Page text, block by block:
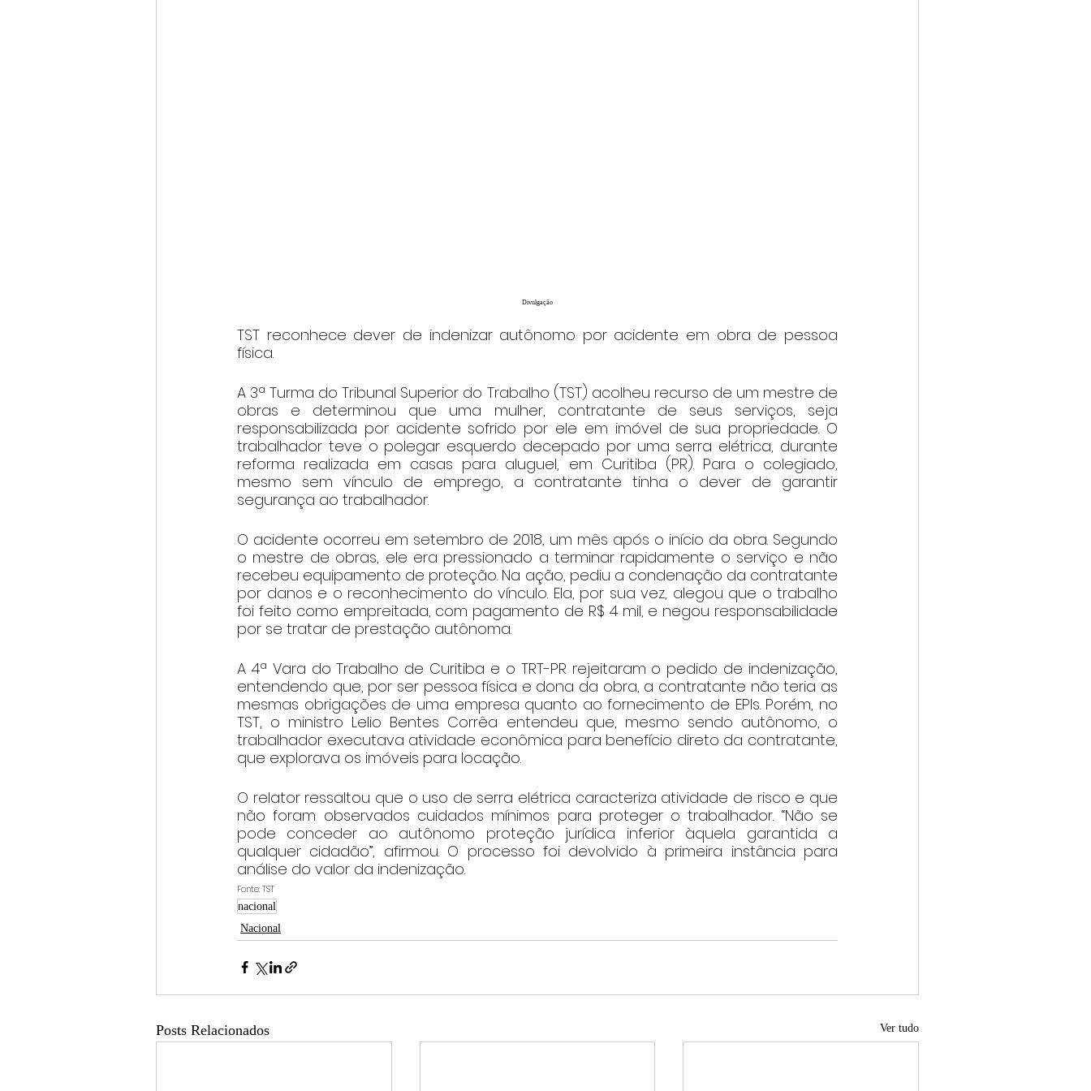
Divulgação
TST reconhece dever de indenizar autônomo por acidente em obra de pessoa
física.
A 3ª Turma do Tribunal Superior do Trabalho (TST) acolheu recurso de um mestre de
obras e determinou que uma mulher, contratante de seus serviços, seja
responsabilizada por acidente sofrido por ele em imóvel de sua propriedade. O
trabalhador teve o polegar esquerdo decepado por uma serra elétrica, durante
reforma realizada em casas para aluguel, em Curitiba (PR). Para o colegiado,
mesmo sem vínculo de emprego, a contratante tinha o dever de garantir
segurança ao trabalhador.
O acidente ocorreu em setembro de 2018, um mês após o início da obra. Segundo
o mestre de obras, ele era pressionado a terminar rapidamente o serviço e não
recebeu equipamento de proteção. Na ação, pediu a condenação da contratante
por danos e o reconhecimento do vínculo. Ela, por sua vez, alegou que o trabalho
foi feito como empreitada, com pagamento de R$ 4 mil, e negou responsabilidade
por se tratar de prestação autônoma.
A 4ª Vara do Trabalho de Curitiba e o TRT-PR rejeitaram o pedido de indenização,
entendendo que, por ser pessoa física e dona da obra, a contratante não teria as
mesmas obrigações de uma empresa quanto ao fornecimento de EPIs. Porém, no
TST, o ministro Lelio Bentes Corrêa entendeu que, mesmo sendo autônomo, o
trabalhador executava atividade econômica para benefício direto da contratante,
que explorava os imóveis para locação.
O relator ressaltou que o uso de serra elétrica caracteriza atividade de risco e que
não foram observados cuidados mínimos para proteger o trabalhador. “Não se
pode conceder ao autônomo proteção jurídica inferior àquela garantida a
qualquer cidadão”, afirmou. O processo foi devolvido à primeira instância para
análise do valor da indenização.
Fonte: TST
nacional
Nacional
Posts Relacionados Ver tudo